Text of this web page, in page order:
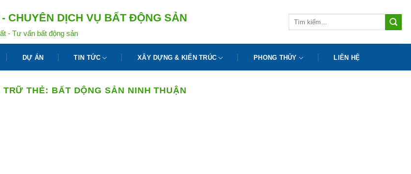
CHUYÊN DỊCH VỤ BẤT ĐỘNG SẢN
- Tư vấn bất động sản
DỰ ÁN TIN TỨC XÂY DỰNG & KIẾN TRÚC PHONG THỦY LIÊN HỆ
TRỮ THẺ: BẤT DỘNG SẢN NINH THUẬN